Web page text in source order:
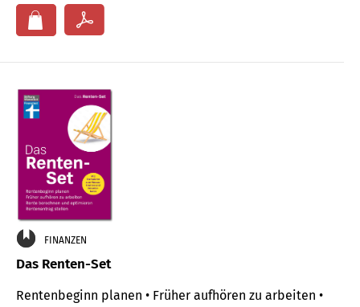
FINANZEN
Das Renten-Set
Rentenbeginn planen • Früher aufhören zu arbeiten •